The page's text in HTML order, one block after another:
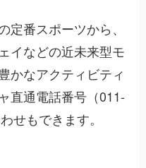
番スポーツから、
イなどの近未来型モ
かなアクティビティ
直通電話番号（011-
せもできます。